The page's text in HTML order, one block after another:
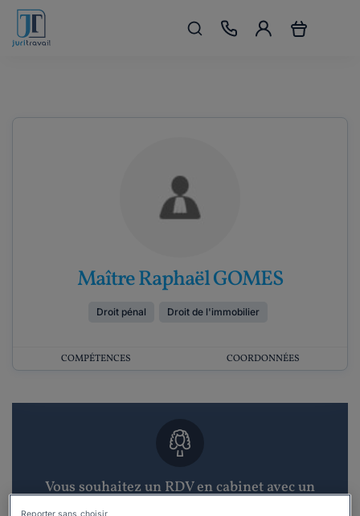
Maître Raphaël GOMES
Droit pénal Droit de l'immobilier
COMPÉTENCES COORDONNÉES
Vous souhaitez un RDV en cabinet avec un